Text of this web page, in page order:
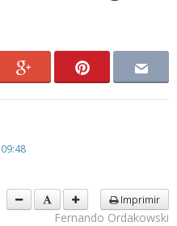
Imprimir
Fernando Ordakowski